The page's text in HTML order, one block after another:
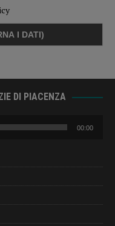
DI PIACENZA
00:00